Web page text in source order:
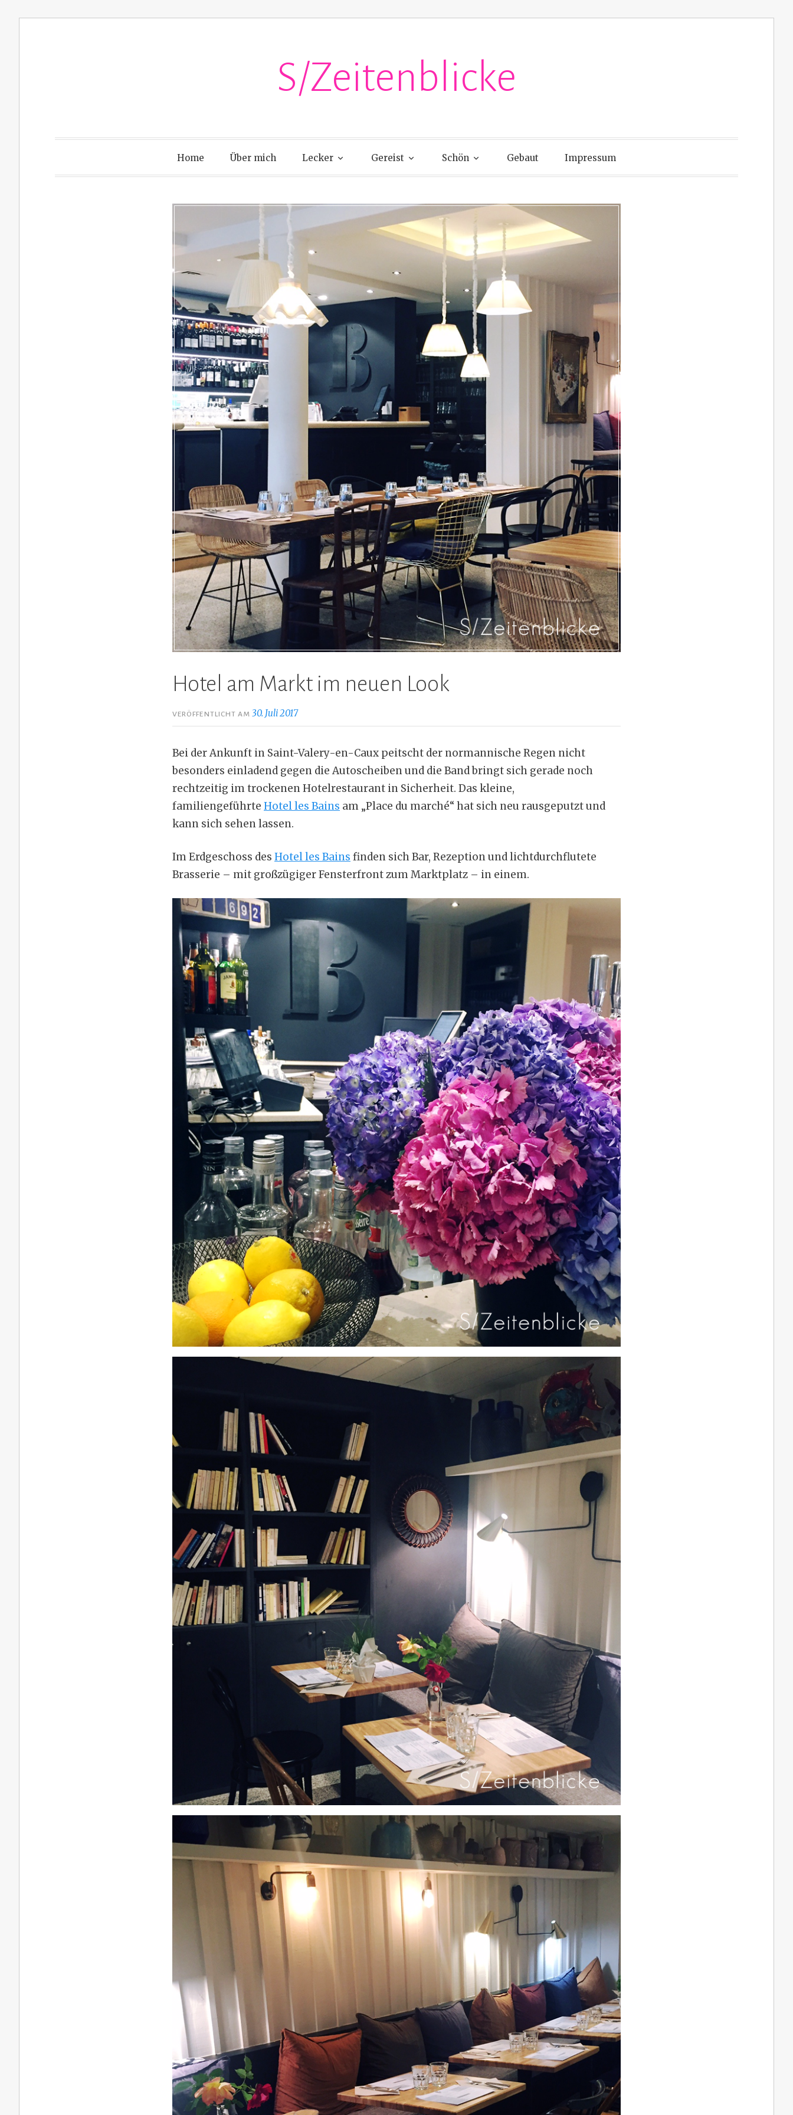
S/Zeitenblicke
Home Über mich Lecker Gereist Schön Gebaut Impressum
Hotel am Markt im neuen Look
VERÖFFENTLICHT AM30. Juli 2017
Bei der Ankunft in Saint-Valery-en-Caux peitscht der normannische Regen nicht
besonders einladend gegen die Autoscheiben und die Band bringt sich gerade noch
rechtzeitig im trockenen Hotelrestaurant in Sicherheit. Das kleine,
familiengeführte Hotel les Bains am „Place du marché“ hat sich neu rausgeputzt und
kann sich sehen lassen.
Im Erdgeschoss des Hotel les Bains finden sich Bar, Rezeption und lichtdurchflutete
Brasserie – mit großzügiger Fensterfront zum Marktplatz – in einem.